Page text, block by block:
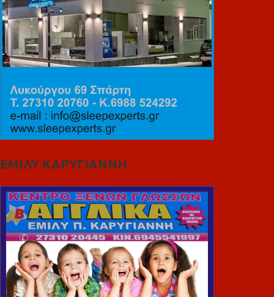
ΕΜΙΛΥ ΚΑΡΥΓΙΑΝΝΗ